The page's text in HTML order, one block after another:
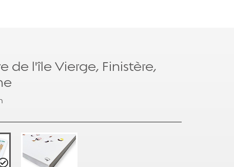
de l'île Vierge, Finistère,